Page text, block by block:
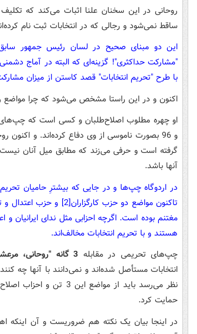
روحانی در این سخنان علنا اثبات می‌کند که
ساقط نمی‌شود و رجالی که در انتخابات ثبت نام
این دو مبنای صحیح در لسان رئیس جمهور
"مشارکت حداکثری"! گزینه‌ای که البته در آماج
با طرح "تحریم انتخابات" قصد کاستن از میزان
اکنون و در این راستا مشخص می‌شود که چرا مواضع
و 96 بصورت ناموسی از وی دفاع کرده‌اند. و
گرفته است و حرفی می‌زند که مطابق میل آنان نیست
آنها باشد.
در اردوگاه چپ‌ها و در جایی که بیشترِ حامیان
تاکنون مواضع دو حزب
مغتنم بوده است. اگرچه احزابی مثل ندای ایرانیان
هستند و با تحریم انتخابات مخالف‌اند.
چپ‌های تحریمی در مقابله
انتخابات مستأصل شده‌اند و نمی‌دانند با آنها چه
نظر می‌رسد باید از مواضع
حمایت کرد.
در اینجا بیان یک نکته هم ضروریست و آن اینکه